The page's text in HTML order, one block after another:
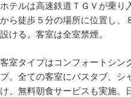
ホテルは高速鉄道ＴＧＶが乗り
から徒歩５分の場所に位置し、
設ける。客室は全室禁煙。
客室タイプはコンフォートシン
プ。全ての客室にバスタブ、シ
け、無料朝食サービスも実施。